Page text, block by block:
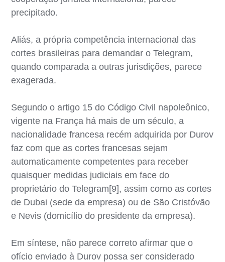
precipitado.
Aliás, a própria competência internacional das
cortes brasileiras para demandar o Telegram,
quando comparada a outras jurisdições, parece
exagerada.
Segundo o artigo 15 do Código Civil napoleônico,
vigente na França há mais de um século, a
nacionalidade francesa recém adquirida por Durov
faz com que as cortes francesas sejam
automaticamente competentes para receber
quaisquer medidas judiciais em face do
proprietário do Telegram[9], assim como as cortes
de Dubai (sede da empresa) ou de São Cristóvão
e Nevis (domicílio do presidente da empresa).
Em síntese, não parece correto afirmar que o
ofício enviado à Durov possa ser considerado